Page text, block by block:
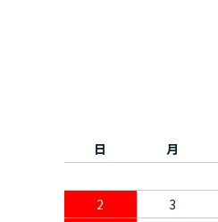
日 月
2
3